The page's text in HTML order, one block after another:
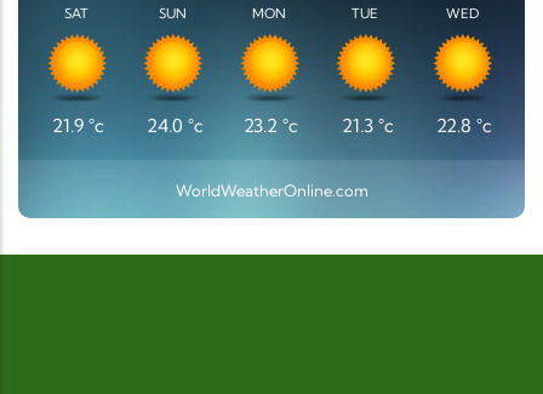
SAT
21.9 °c
SUN
24.0 °c
MON
23.2 °c
TUE
21.3°c
WED
22.8 °c
WorldWeatherOnline.com